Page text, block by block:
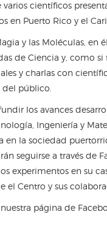
científicos
en Puerto Rico y el
y las Moléculas, en
de Ciencia y, como
y charlas con
del público.
los avances
Ingeniería y
la sociedad
seguirse a través de
experimentos en su
Centro y sus
página de